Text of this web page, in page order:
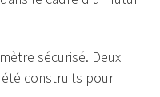
sécurisé. Deux
été construits pour